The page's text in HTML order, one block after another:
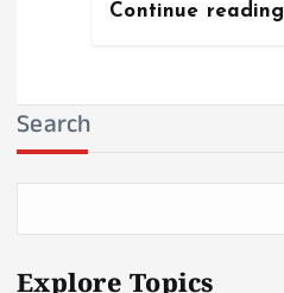
Continue reading
Search
Explore Topics